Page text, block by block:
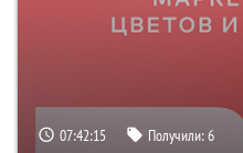
07:42:14 Получили:6